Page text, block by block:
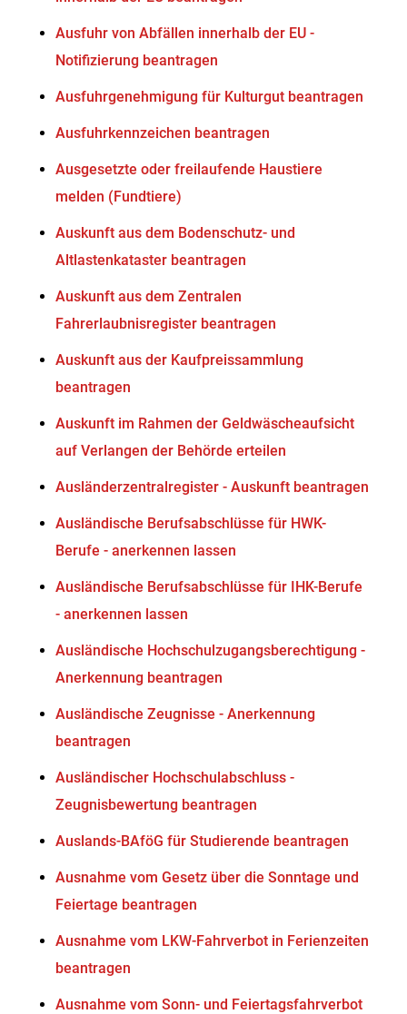
Ausfuhr von Abfällen innerhalb der EU -
Notifizierung beantragen
Ausfuhrgenehmigung für Kulturgut beantragen
Ausfuhrkennzeichen beantragen
Ausgesetzte oder freilaufende Haustiere
melden (Fundtiere)
Auskunft aus dem Bodenschutz- und
Altlastenkataster beantragen
Auskunft aus dem Zentralen
Fahrerlaubnisregister beantragen
Auskunft aus der Kaufpreissammlung
beantragen
Auskunft im Rahmen der Geldwäscheaufsicht
auf Verlangen der Behörde erteilen
Ausländerzentralregister - Auskunft beantragen
Ausländische Berufsabschlüsse für HWK-
Berufe - anerkennen lassen
Ausländische Berufsabschlüsse für IHK-Berufe
- anerkennen lassen
Ausländische Hochschulzugangsberechtigung -
Anerkennung beantragen
Ausländische Zeugnisse - Anerkennung
beantragen
Ausländischer Hochschulabschluss -
Zeugnisbewertung beantragen
Auslands-BAföG für Studierende beantragen
Ausnahme vom Gesetz über die Sonntage und
Feiertage beantragen
Ausnahme vom LKW-Fahrverbot in Ferienzeiten
beantragen
Ausnahme vom Sonn- und Feiertagsfahrverbot